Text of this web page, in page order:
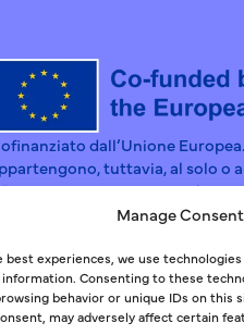
Manage Consent
best experiences, we use
information. Consenting to these
behavior or unique IDs on this
may adversely affect certain
dall’Unione
tuttavia, al solo o
necessariamente le
o dell’Agenzia esecutiva europea
responsabili.